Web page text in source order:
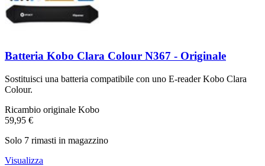
Batteria Kobo Clara Colour N367 - Originale
Sostituisci una batteria compatibile con uno E-reader Kobo Clara
Colour.
Ricambio originale Kobo
59,95 €
Solo 7 rimasti in magazzino
Visualizza